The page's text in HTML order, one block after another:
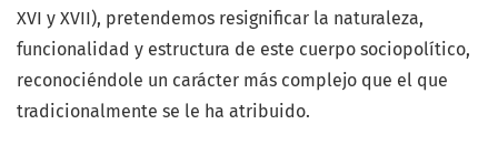
XVI y XVII), pretendemos resignificar la naturaleza,
funcionalidad y estructura de este cuerpo sociopolítico,
reconociéndole un carácter más complejo que el que
tradicionalmente se le ha atribuido.